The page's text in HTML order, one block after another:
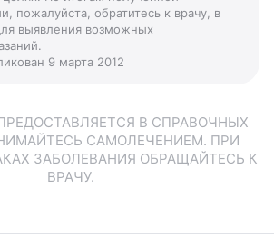
пожалуйста, обратитесь к врачу, в
выявления возможных
9 марта 2012
В СПРАВОЧНЫХ
САМОЛЕЧЕНИЕМ. ПРИ
ЗАБОЛЕВАНИЯ ОБРАЩАЙТЕСЬ К
ВРАЧУ.